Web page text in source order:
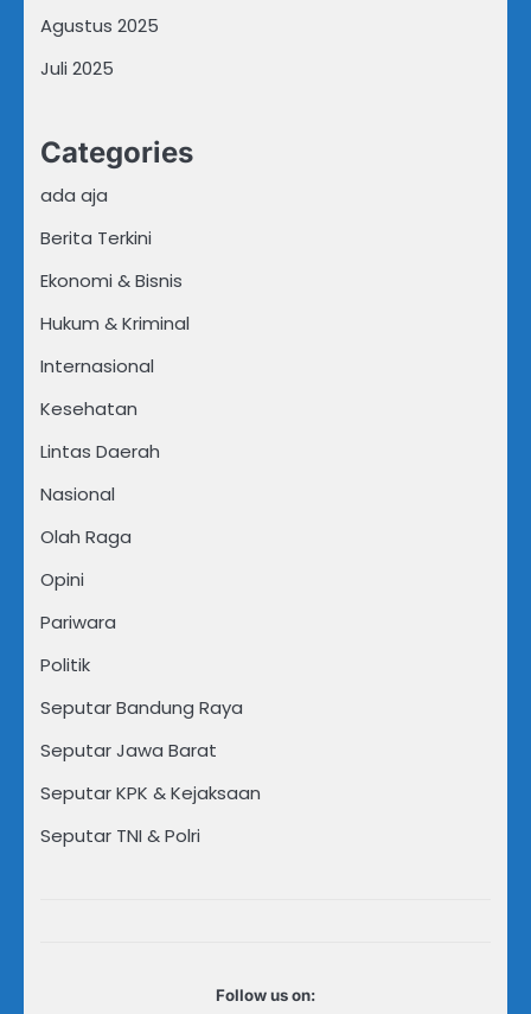
Agustus 2025
Juli 2025
Categories
ada aja
Berita Terkini
Ekonomi & Bisnis
Hukum & Kriminal
Internasional
Kesehatan
Lintas Daerah
Nasional
Olah Raga
Opini
Pariwara
Politik
Seputar Bandung Raya
Seputar Jawa Barat
Seputar KPK & Kejaksaan
Seputar TNI & Polri
Follow us on: